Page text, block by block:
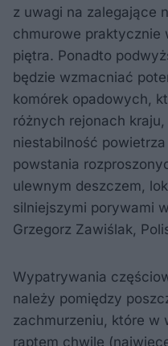
z uwagi na zalegające
chmurowe praktycznie
piętra. Ponadto
będzie wzmacniać
komórek opadowych,
różnych rejonach
niestabilność
powstania
ulewnym deszczem,
silniejszymi porywami
Grzegorz Zawiślak,
Wypatrywania
należy pomiędzy
zachmurzeniu, które w
raptem chwilę